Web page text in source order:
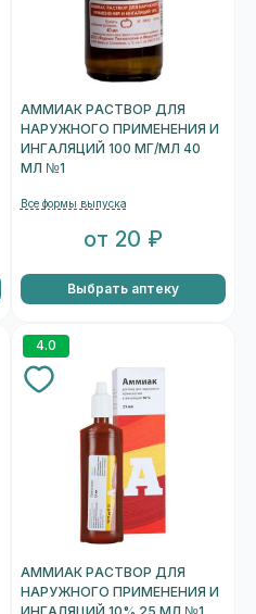
АММИАК РАСТВОР ДЛЯ
НАРУЖНОГО ПРИМЕНЕНИЯ И
ИНГАЛЯЦИЙ 100 МГ/МЛ 40
МЛ №1
Все формы выпуска
от 20 ₽
Выбрать аптеку
4.0
АММИАК РАСТВОР ДЛЯ
НАРУЖНОГО ПРИМЕНЕНИЯ И